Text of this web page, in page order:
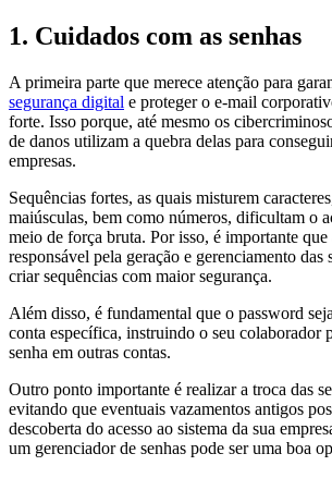
1. Cuidados com as senhas
A primeira parte que merece atenção para
segurança digital e proteger o e-mail
forte. Isso porque, até mesmo os
de danos utilizam a quebra delas para
empresas.
Sequências fortes, as quais misturem
maiúsculas, bem como números, dificultam o
meio de força bruta. Por isso, é importante que
responsável pela geração e gerenciamento das
criar sequências com maior segurança.
Além disso, é fundamental que o password
conta específica, instruindo o seu colaborador
senha em outras contas.
Outro ponto importante é realizar a troca das
evitando que eventuais vazamentos antigos
descoberta do acesso ao sistema da sua
um gerenciador de senhas pode ser uma boa